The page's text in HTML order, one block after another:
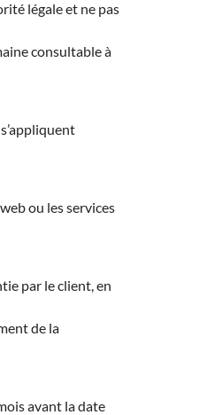
légale et ne pas
consultable à
ou les services
par le client, en
de la
avant la date